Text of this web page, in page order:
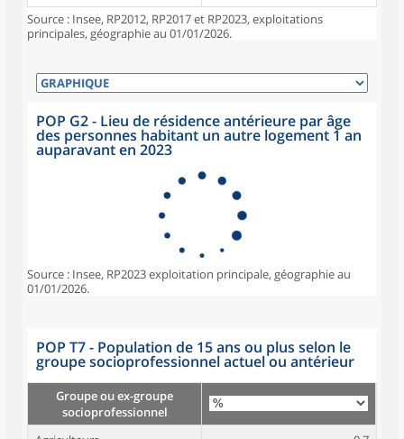
Source : Insee, RP2012, RP2017 et RP2023, exploitations
principales, géographie au 01/01/2026.
POP G2 - Lieu de résidence antérieure par âge
des personnes habitant un autre logement 1 an
auparavant en 2023
Source : Insee, RP2023 exploitation principale, géographie au
01/01/2026.
POP T7 - Population de 15 ans ou plus selon le
groupe socioprofessionnel actuel ou antérieur
Groupe ou ex-groupe
socioprofessionnel